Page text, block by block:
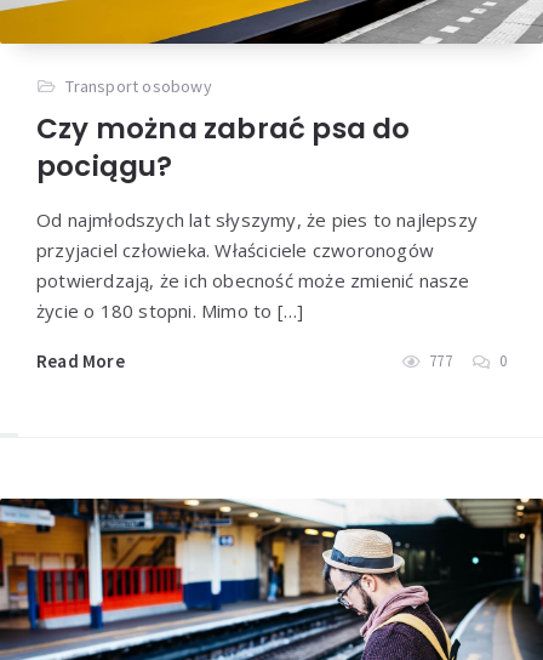
Transport osobowy
Czy można zabrać psa do
pociągu?
Od najmłodszych lat słyszymy, że pies to najlepszy
przyjaciel człowieka. Właściciele czworonogów
potwierdzają, że ich obecność może zmienić nasze
życie o 180 stopni. Mimo to […]
Read More 777 0